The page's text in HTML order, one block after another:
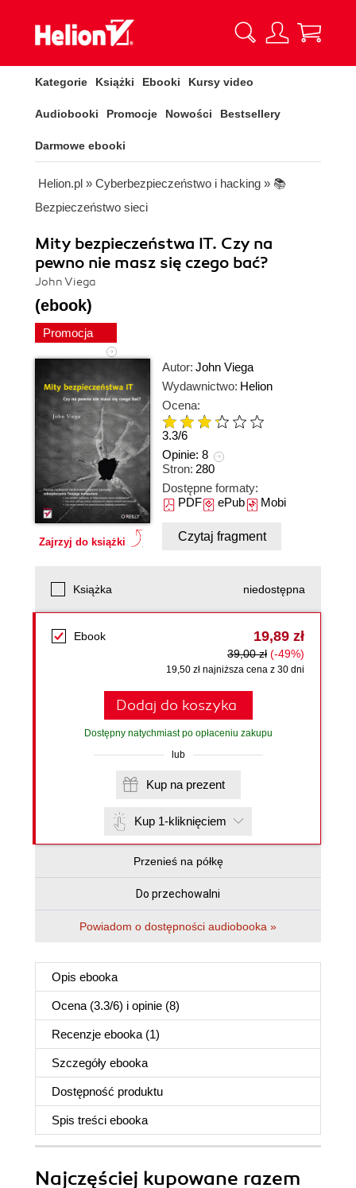
Kategorie Książki Ebooki Kursy video
Audiobooki Promocje Nowości Bestsellery
Darmowe ebooki
Helion.pl » Cyberbezpieczeństwo i hacking » 📚
Bezpieczeństwo sieci
Mity bezpieczeństwa IT. Czy na
pewno nie masz się czego bać?
John Viega
(ebook)
Promocja
Zajrzyj do książki
Autor: John Viega
Wydawnictwo: Helion
Ocena:
3.3/6
Opinie: 8
Stron: 280
Dostępne formaty:
PDFePubMobi
Czytaj fragment
Książka niedostępna
Ebook 19,89 zł
39,00 zł (-49%)
19,50 zł najniższa cena z 30 dni
Dodaj do koszyka
Dostępny natychmiast po opłaceniu zakupu
lub
Kup na prezent
Kup 1-kliknięciem
Przenieś na półkę
Do przechowalni
Powiadom o dostępności audiobooka »
Opis ebooka
Ocena (3.3/6) i opinie (8)
Recenzje ebooka (1)
Szczegóły ebooka
Dostępność produktu
Spis treści ebooka
Najczęściej kupowane razem